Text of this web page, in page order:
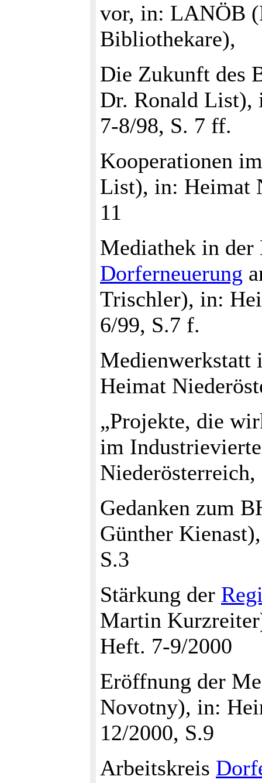
vor, in: LANÖB
Bibliothekare),
Die Zukunft des
Dr. Ronald List),
7-8/98, S. 7 ff.
Kooperationen
List), in: Heimat
11
Mediathek in
Dorferneuerung
Trischler), in:
6/99, S.7 f.
Medienwerkstatt
Heimat
„Projekte, die
im
Gedanken zum
Günther
S.3
Stärkung der
Martin
Heft. 7-9/2000
Eröffnung der
Novotny), in:
12/2000, S.9
Arbeitskreis